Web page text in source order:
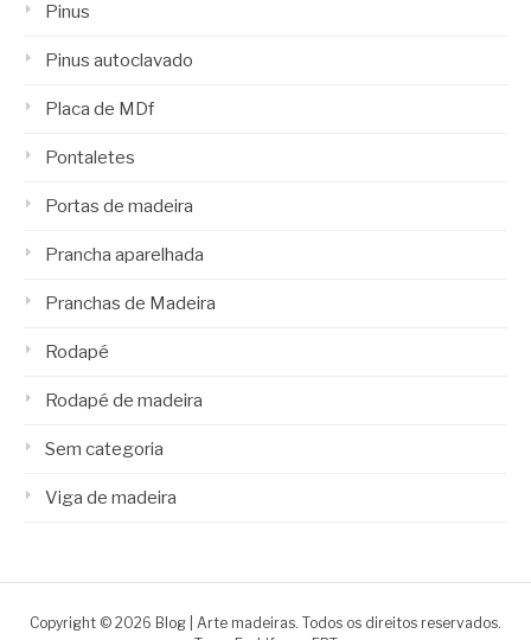
Pinus
Pinus autoclavado
Placa de MDf
Pontaletes
Portas de madeira
Prancha aparelhada
Pranchas de Madeira
Rodapé
Rodapé de madeira
Sem categoria
Viga de madeira
Copyright © 2026 Blog | Arte madeiras. Todos os direitos reservados.